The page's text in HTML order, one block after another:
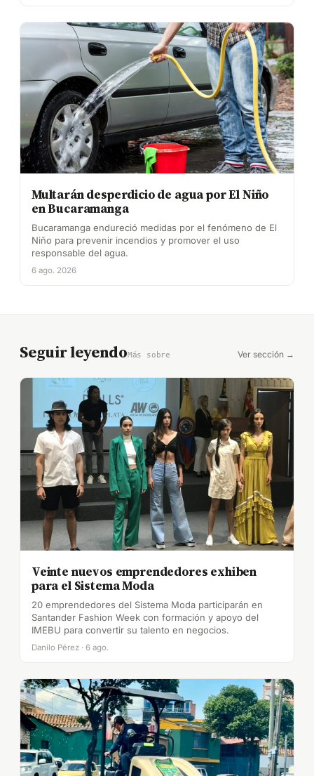
Multarán desperdicio de agua por El Niño
en Bucaramanga
Bucaramanga endureció medidas por el fenómeno de El
Niño para prevenir incendios y promover el uso
responsable del agua.
6 ago. 2026
Seguir leyendoMás sobre Ver sección →
Veinte nuevos emprendedores exhiben
para el Sistema Moda
20 emprendedores del Sistema Moda participarán en
Santander Fashion Week con formación y apoyo del
IMEBU para convertir su talento en negocios.
Danilo Pérez · 6 ago.